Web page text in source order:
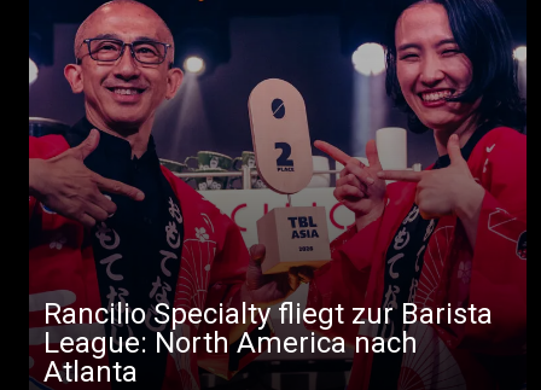
Rancilio Specialty fliegt zur Barista
League: North America nach
Atlanta